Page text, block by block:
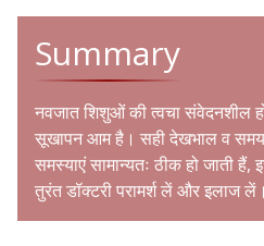
Summary
नवजात शिशुओं की त्वचा संवेदनशील
सूखापन आम है। सही देखभाल व
समस्याएं सामान्यतः ठीक हो जाती
तुरंत डॉक्टरी परामर्श लें और इलाज लें।